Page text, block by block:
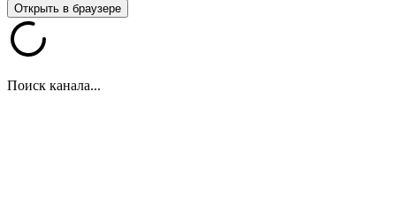
Открыть в браузере
Поиск канала...